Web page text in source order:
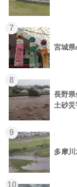
7
宮城県
8
長野
土砂
9
多摩
10